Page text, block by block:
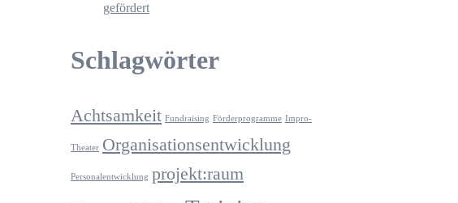
gefördert
Schlagwörter
Achtsamkeit Fundraising Förderprogramme Impro-
Theater Organisationsentwicklung
Personalentwicklung projekt:raum